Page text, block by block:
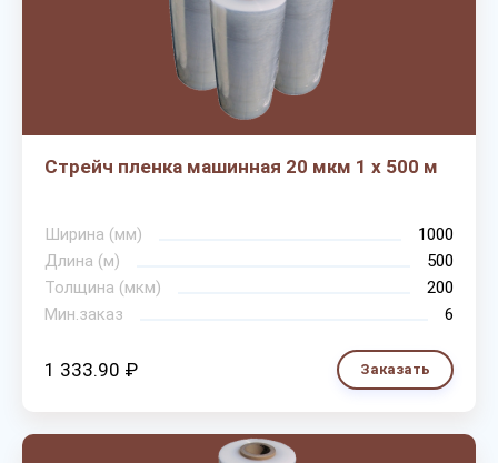
Стрейч пленка машинная 20 мкм 1 х 500 м
Ширина (мм)
1000
Длина (м)
500
Толщина (мкм)
200
Мин.заказ
6
1 333.90 ₽ Заказать